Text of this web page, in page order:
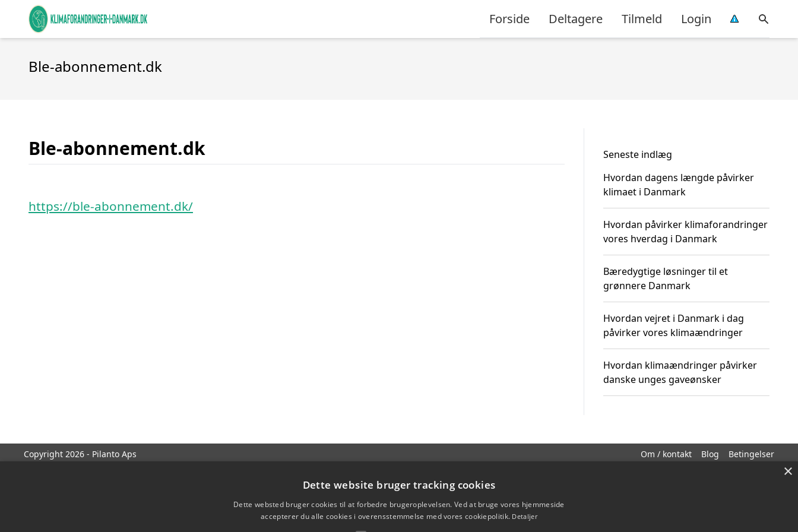
Forside Deltagere Tilmeld Login
Ble-abonnement.dk
Ble-abonnement.dk
https://ble-abonnement.dk/
Seneste indlæg
Hvordan dagens længde påvirker
klimaet i Danmark
Hvordan påvirker klimaforandringer
vores hverdag i Danmark
Bæredygtige løsninger til et
grønnere Danmark
Hvordan vejret i Danmark i dag
påvirker vores klimaændringer
Hvordan klimaændringer påvirker
danske unges gaveønsker
Copyright 2026 - Pilanto Aps Om / kontakt Blog Betingelser
×
Dette website bruger tracking cookies
Dette websted bruger cookies til at forbedre brugeroplevelsen. Ved at bruge vores hjemmeside
accepterer du alle cookies i overensstemmelse med vores cookiepolitik. Detaljer